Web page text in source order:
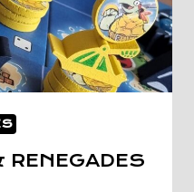
RENEGADES